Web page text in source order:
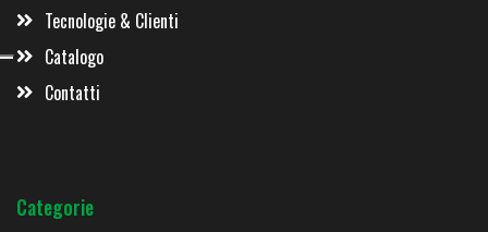
Tecnologie & Clienti
Catalogo
Contatti
Categorie